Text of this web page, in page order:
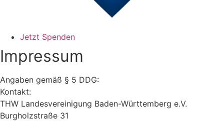
Jetzt Spenden
Impressum
Angaben gemäß § 5 DDG:
Kontakt:
THW Landesvereinigung Baden-Württemberg e.V.
Burgholzstraße 31